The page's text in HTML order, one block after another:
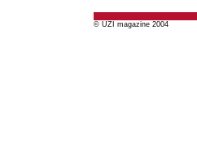
© UZI magazine 2004